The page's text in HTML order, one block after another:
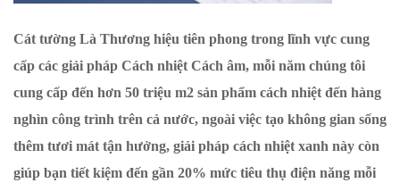
Cát tường Là Thương hiệu tiên phong trong lĩnh vực cung
cấp các giải pháp Cách nhiệt Cách âm, mỗi năm chúng tôi
cung cấp đến hơn 50 triệu m2 sản phẩm cách nhiệt đến hàng
nghìn công trình trên cả nước, ngoài việc tạo không gian sống
thêm tươi mát tận hưởng, giải pháp cách nhiệt xanh này còn
giúp bạn tiết kiệm đến gần 20% mức tiêu thụ điện năng mỗi